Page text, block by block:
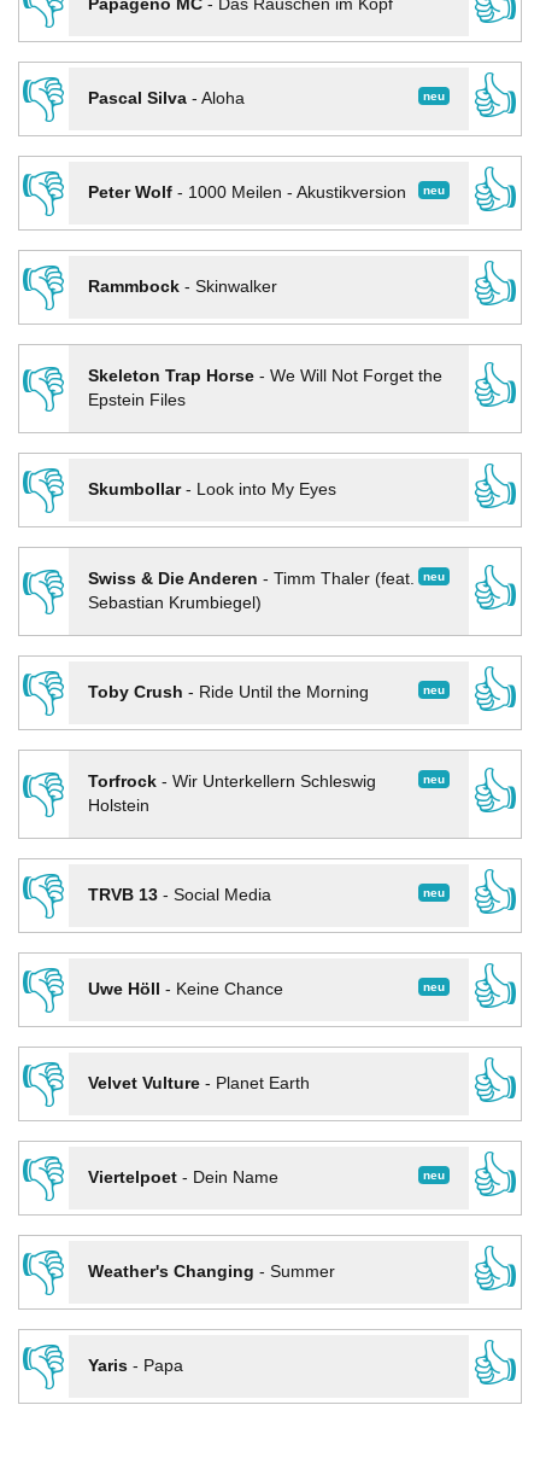
Papageno MC- Das Rauschen im Kopf
👎
neu
Pascal Silva- Aloha
👍
👎
neu
Peter Wolf- 1000 Meilen - Akustikversion
👍
👎
Rammbock- Skinwalker
👍
👎
Skeleton Trap Horse- We Will Not Forget the
Epstein Files
👍
👎
Skumbollar- Look into My Eyes
👍
👎
neu
Swiss & Die Anderen - Timm Thaler (feat.
Sebastian Krumbiegel)
👍
👎
neu
Toby Crush - Ride Until the Morning
👍
👎
neu
Torfrock- Wir Unterkellern Schleswig
Holstein
👍
👎
neu
TRVB 13- Social Media
👍
👎
neu
Uwe Höll - Keine Chance
👍
👎
Velvet Vulture- Planet Earth
👍
👎
neu
Viertelpoet- Dein Name
👍
👎
Weather's Changing - Summer
👍
👎
Yaris- Papa 👍